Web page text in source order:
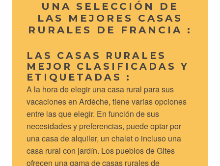
UNA SELECCIÓN DE
LAS MEJORES CASAS
RURALES DE FRANCIA :
LAS CASAS RURALES
MEJOR CLASIFICADAS Y
ETIQUETADAS :
A la hora de elegir una casa rural para sus
vacaciones en Ardèche, tiene varias opciones
entre las que elegir. En función de sus
necesidades y preferencias, puede optar por
una casa de alquiler, un chalet o incluso una
casa rural con jardín. Los pueblos de Gites
ofrecen una gama de casas rurales de